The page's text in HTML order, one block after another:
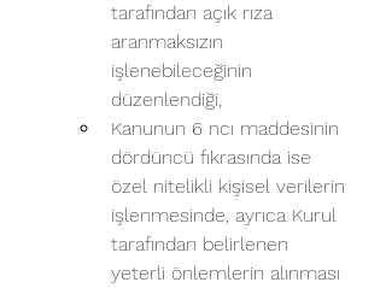
tarafından açık rıza
aranmaksızın
işlenebileceğinin
düzenlendiği,
Kanunun 6 ncı maddesinin
dördüncü fıkrasında ise
özel nitelikli kişisel verilerin
işlenmesinde, ayrıca Kurul
tarafından belirlenen
yeterli önlemlerin alınması